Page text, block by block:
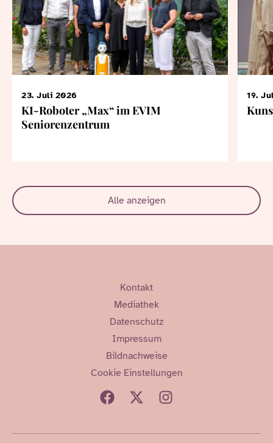
23. Juli 2026
KI-Roboter „Max“ im EVIM
Seniorenzentrum
19.
Alle anzeigen
Kontakt
Mediathek
Datenschutz
Impressum
Bildnachweise
Cookie Einstellungen